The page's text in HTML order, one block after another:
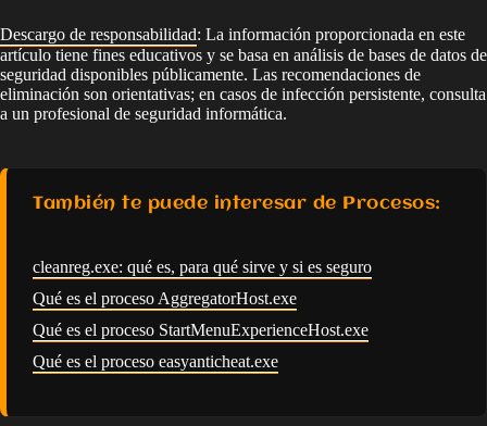
Descargo de responsabilidad: La información proporcionada en este
artículo tiene fines educativos y se basa en análisis de bases de datos de
seguridad disponibles públicamente. Las recomendaciones de
eliminación son orientativas; en casos de infección persistente, consulta
a un profesional de seguridad informática.
También te puede interesar de Procesos:
cleanreg.exe: qué es, para qué sirve y si es seguro
Qué es el proceso AggregatorHost.exe
Qué es el proceso StartMenuExperienceHost.exe
Qué es el proceso easyanticheat.exe